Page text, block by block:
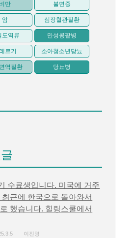
비만 불면증
암 심장혈관질환
도역류 만성콩팥병
르기 소아청소년당뇨
역질환 당뇨병
수료생입니다. 미국에 거주
최근에 한국으로 돌아와서
했습니다. 힐링스쿨에서
이진명